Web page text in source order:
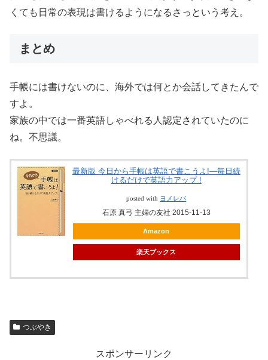
くても日常の表現は書けるようになるさっという考え。
まとめ
手帳には書けないのに、海外では何とか会話してきたんで
すよ。
家族の中では一番英語しゃべれる人認定されていたのに
ね。不思議。
最新版 今日から手帳は英語で書こうよ!―毎日続
けるだけで英語力アップ !
posted with ヨメレバ
石原 真弓 主婦の友社 2015-11-13
Amazon
楽天ブックス
つぶやき
スポンサーリンク